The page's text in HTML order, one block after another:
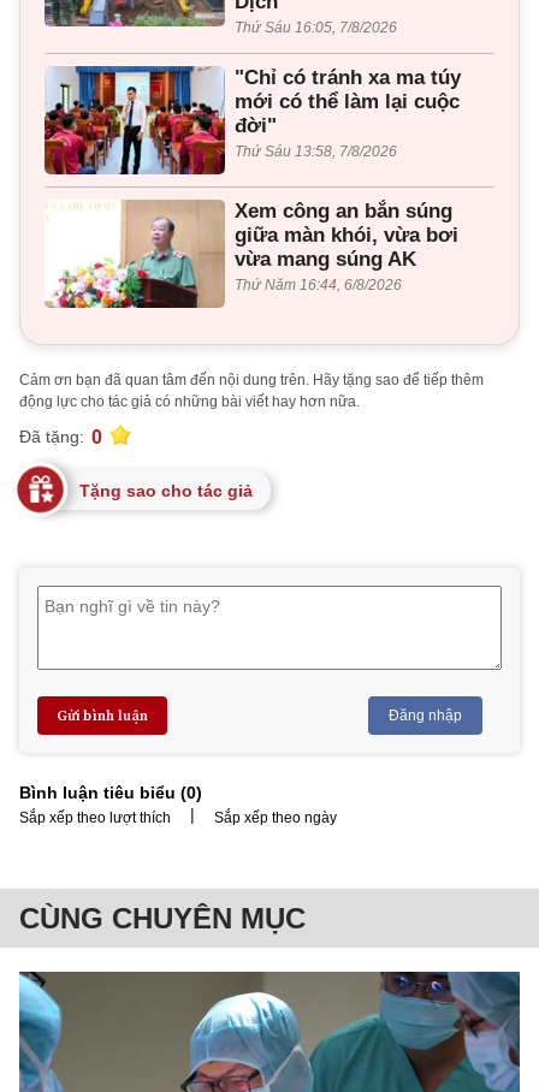
Thứ Sáu 16:05, 7/8/2026
"Chỉ có tránh xa ma túy
mới có thể làm lại cuộc
đời"
Thứ Sáu 13:58, 7/8/2026
Xem công an bắn súng
giữa màn khói, vừa bơi
vừa mang súng AK
Thứ Năm 16:44, 6/8/2026
Cảm ơn bạn đã quan tâm đến nội dung trên. Hãy tặng sao để tiếp thêm
động lực cho tác giả có những bài viết hay hơn nữa.
Đã tặng: 0
Tặng sao cho tác giả
Gửi bình luận Đăng nhập
Bình luận tiêu biểu (0)
Sắp xếp theo lượt thích | Sắp xếp theo ngày
CÙNG CHUYÊN MỤC